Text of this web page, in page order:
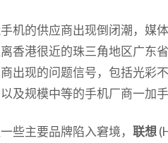
机的供应商出现倒闭潮，媒
香港很近的珠三角地区广东
出现的问题信号，包括光彩
及规模中等的手机厂商一加
些主要品牌陷入窘境， 联想